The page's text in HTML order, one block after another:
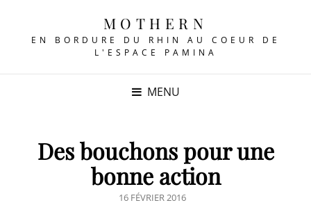
MOTHERN
EN BORDURE DU RHIN AU COEUR DE
L'ESPACE PAMINA
MENU
Des bouchons pour une
bonne action
POSTED
16 FÉVRIER 2016